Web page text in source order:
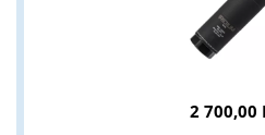
2 700,00
Tyto stránky jsou určeny pouze